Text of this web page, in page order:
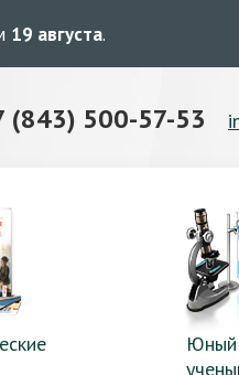
19 августа.
(843) 500-57-53
Юный